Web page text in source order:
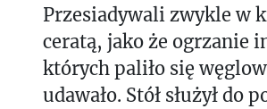
Przesiadywali zwykle w
ceratą, jako że ogrzanie
których paliło się
udawało. Stół służył do